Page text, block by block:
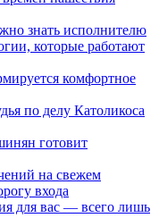
знать исполнителю
которые работают
комфортное
по делу Католикоса
готовит
на свежем
входа
для вас — всего лишь